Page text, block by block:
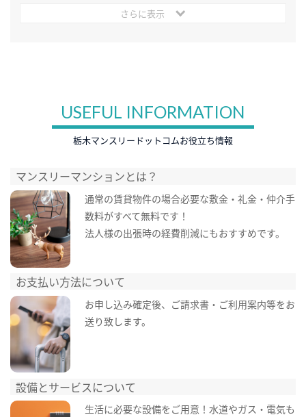
さらに表示
USEFUL INFORMATION
栃木マンスリードットコムお役立ち情報
マンスリーマンションとは？
通常の賃貸物件の場合必要な敷金・礼金・仲介手
数料がすべて無料です！
法人様の出張時の経費削減にもおすすめです。
お支払い方法について
お申し込み確定後、ご請求書・ご利用案内等をお
送り致します。
設備とサービスについて
生活に必要な設備をご用意！水道やガス・電気も